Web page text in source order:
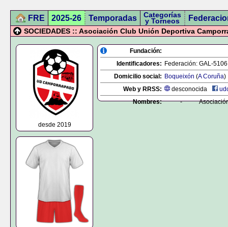
FRE 2025-26 Temporadas Categorías
y Torneos
SOCIEDADES :: Asociación Club Unión Deportiva
desde 2019
Fundación:
Identificadores: Federación: GAL-5106
Domicilio social: Boqueixón (A Coruña)
Web y RRSS:
desconocida
Nombres:
-